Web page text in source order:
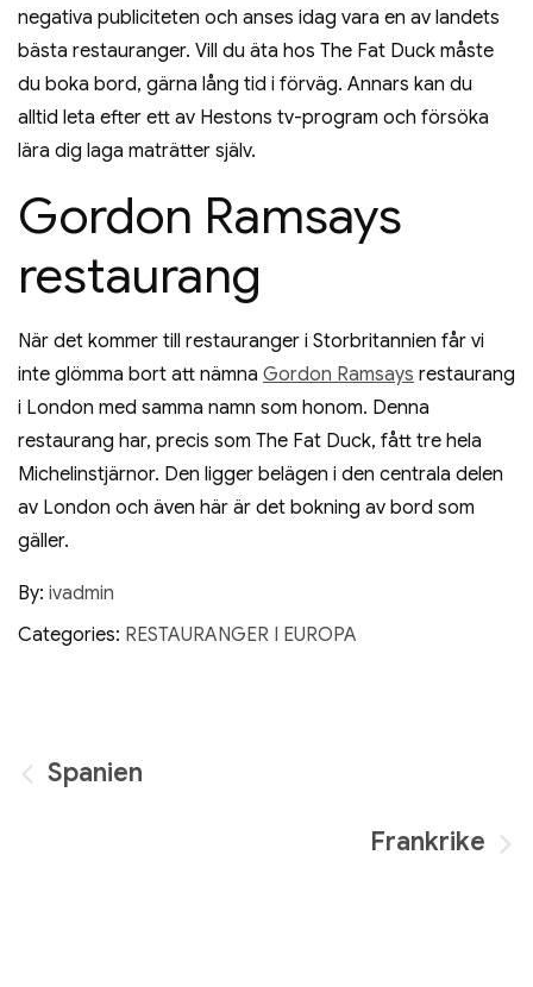
negativa publiciteten och anses idag vara en av landets
bästa restauranger. Vill du äta hos The Fat Duck måste
du boka bord, gärna lång tid i förväg. Annars kan du
alltid leta efter ett av Hestons tv-program och försöka
lära dig laga maträtter själv.
Gordon Ramsays
restaurang
När det kommer till restauranger i Storbritannien får vi
inte glömma bort att nämna Gordon Ramsays restaurang
i London med samma namn som honom. Denna
restaurang har, precis som The Fat Duck, fått tre hela
Michelinstjärnor. Den ligger belägen i den centrala delen
av London och även här är det bokning av bord som
gäller.
By: ivadmin
Categories: RESTAURANGER I EUROPA
Inläggsnavigering
Spanien
Frankrike